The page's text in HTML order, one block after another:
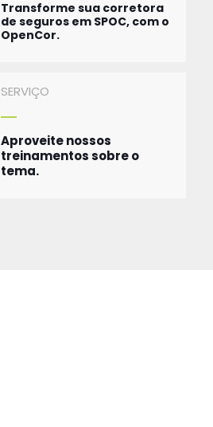
Transforme sua corretora
de seguros em SPOC, com o
OpenCor.
SERVIÇO
Aproveite nossos
treinamentos sobre o
tema.